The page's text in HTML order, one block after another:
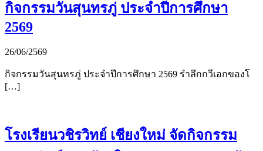
กิจกรรมวันสุนทรภู่ ประจำปีการศึกษา
2569
26/06/2569
กิจกรรมวันสุนทรภู่ ประจำปีการศึกษา 2569 รำลึกกวีเอกของโ
[…]
โรงเรียนวชิรวิทย์ เชียงใหม่ จัดกิจกรรม